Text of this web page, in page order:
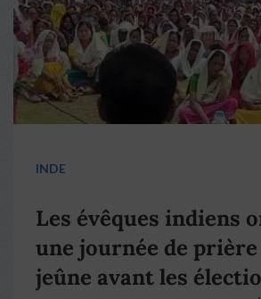
INDE
Les évêques indiens
une journée de prière
jeûne avant les